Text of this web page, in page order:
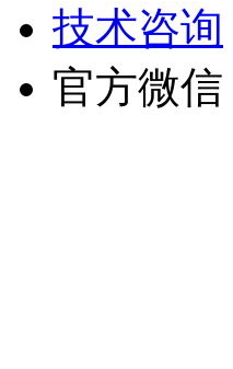
技术咨询
官方微信